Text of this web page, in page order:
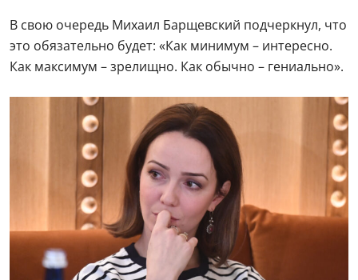
В свою очередь Михаил Барщевский подчеркнул, что
это обязательно будет: «Как минимум – интересно.
Как максимум – зрелищно. Как обычно – гениально».